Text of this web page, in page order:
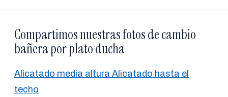
Compartimos nuestras fotos de cambio
bañera por plato ducha
Alicatado media altura Alicatado hasta el
techo